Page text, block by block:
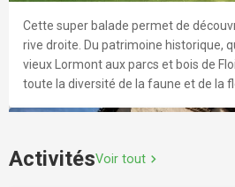
Cette super balade permet de
rive droite. Du patrimoine historique,
vieux Lormont aux parcs et bois de
toute la diversité de la faune et de la
ActivitésVoir tout chevron_right